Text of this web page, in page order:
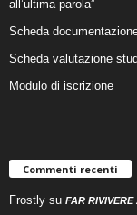
all’ultima parola”
Scheda
Scheda valutazione
Modulo di iscrizione
Commenti recenti
Frostly su FAR